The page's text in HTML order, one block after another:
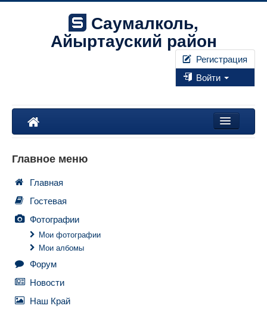
Саумалколь,
Айыртауский район
Регистрация
Войти
Правила
Искать...
Главное меню
Главная
Гостевая
Фотографии
Мои фотографии
Мои албомы
Форум
Новости
Наш Край